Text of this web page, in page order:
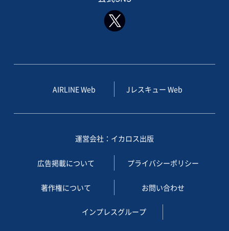
AIRLINE Web Jレスキュー Web
運営会社：イカロス出版
広告掲載について プライバシーポリシー
著作権について お問い合わせ
インプレスグループ